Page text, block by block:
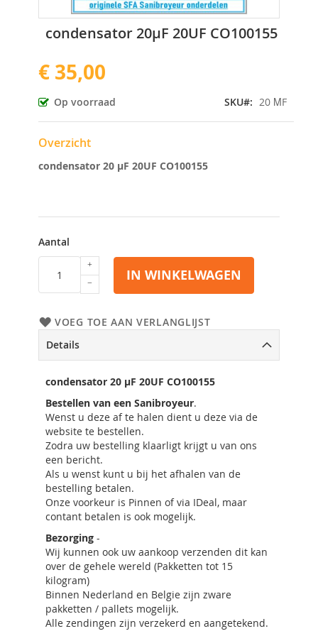
condensator 20µF 20UF CO100155
€ 35,00
Op voorraad SKU 20 ΜF
Overzicht
condensator 20 µF 20UF CO100155
Aantal
IN WINKELWAGEN
VOEG TOE AAN VERLANGLIJST
naar
begin
van
de
afbeeldingen-
gallerij
Details
condensator 20 µF 20UF CO100155
Bestellen van een Sanibroyeur.
Wenst u deze af te halen dient u deze via de
website te bestellen.
Zodra uw bestelling klaarligt krijgt u van ons
een bericht.
Als u wenst kunt u bij het afhalen van de
bestelling betalen.
Onze voorkeur is Pinnen of via IDeal, maar
contant betalen is ook mogelijk.
Bezorging -
Wij kunnen ook uw aankoop verzenden dit kan
over de gehele wereld (Pakketten tot 15
kilogram)
Binnen Nederland en Belgie zijn zware
pakketten / pallets mogelijk.
Alle zendingen zijn verzekerd en aangetekend.